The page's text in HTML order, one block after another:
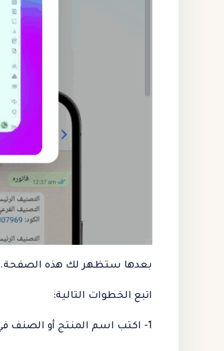
بعدها ستظهر لك هذه الصفحة.
اتبع الخطوات التالية:
1- اكتب اسم المنتج أو الصنف في خانة البحث وليكن مثلا نجيلة صناعي.